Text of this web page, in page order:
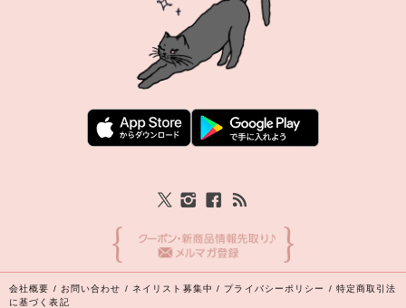
会社概要 / お問い合わせ / ネイリスト募集中 / プライバシーポリシー / 特定商取引法
に基づく表記